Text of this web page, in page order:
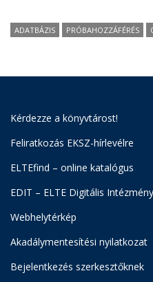
ADATBÁZIS PRÓBAHOZZÁFÉRÉS
Kérdezze a könyvtárost!
Feliratkozás EKSZ-hírlevélre
ELTEfind – online katalógus
EDIT – ELTE Digitális
Webhelytérkép
Akadálymentesítési nyilatkozat
Bejelentkezés szerkesztőknek